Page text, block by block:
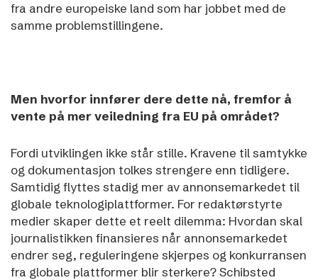
fra andre europeiske land som har jobbet med de
samme problemstillingene.
Men hvorfor innfører dere dette nå, fremfor å
vente på mer veiledning fra EU på området?
Fordi utviklingen ikke står stille. Kravene til samtykke
og dokumentasjon tolkes strengere enn tidligere.
Samtidig flyttes stadig mer av annonsemarkedet til
globale teknologiplattformer. For redaktørstyrte
medier skaper dette et reelt dilemma: Hvordan skal
journalistikken finansieres når annonsemarkedet
endrer seg, reguleringene skjerpes og konkurransen
fra globale plattformer blir sterkere? Schibsted